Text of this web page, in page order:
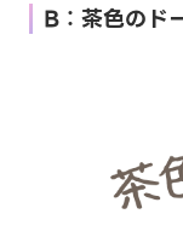
B：茶色のド